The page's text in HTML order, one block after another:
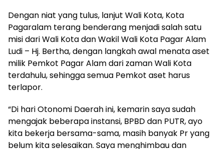
Dengan niat yang tulus, lanjut Wali Kota, Kota
Pagaralam terang benderang menjadi salah satu
misi dari Wali Kota dan Wakil Wali Kota Pagar Alam
Ludi – Hj. Bertha, dengan langkah awal menata aset
milik Pemkot Pagar Alam dari zaman Wali Kota
terdahulu, sehingga semua Pemkot aset harus
terlapor.
“Di hari Otonomi Daerah ini, kemarin saya sudah
mengajak beberapa instansi, BPBD dan PUTR, ayo
kita bekerja bersama-sama, masih banyak Pr yang
belum kita selesaikan. Saya menghimbau dan